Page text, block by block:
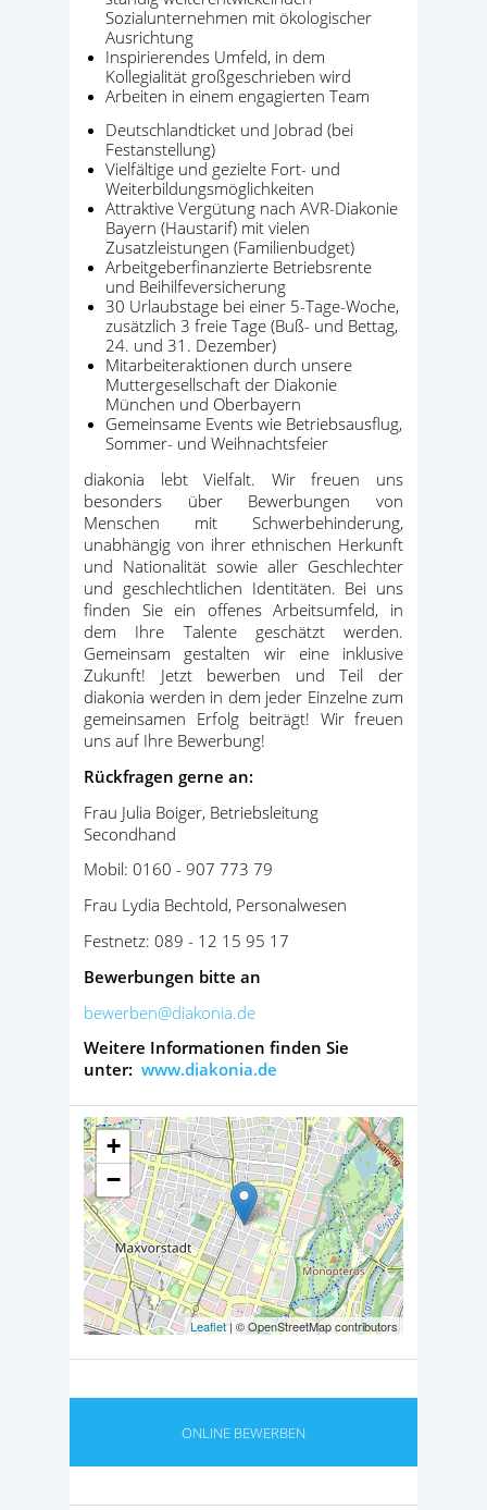
Sozialunternehmen mit ökologischer
Ausrichtung
Inspirierendes Umfeld, in dem
Kollegialität großgeschrieben wird
Arbeiten in einem engagierten Team
Deutschlandticket und Jobrad (bei
Festanstellung)
Vielfältige und gezielte Fort- und
Weiterbildungsmöglichkeiten
Attraktive Vergütung nach AVR-Diakonie
Bayern (Haustarif) mit vielen
Zusatzleistungen (Familienbudget)
Arbeitgeberfinanzierte Betriebsrente
und Beihilfeversicherung
30 Urlaubstage bei einer 5-Tage-Woche,
zusätzlich 3 freie Tage (Buß- und Bettag,
24. und 31. Dezember)
Mitarbeiteraktionen durch unsere
Muttergesellschaft der Diakonie
München und Oberbayern
Gemeinsame Events wie Betriebsausflug,
Sommer- und Weihnachtsfeier
diakonia lebt Vielfalt. Wir freuen uns
besonders über Bewerbungen von
Menschen mit Schwerbehinderung,
unabhängig von ihrer ethnischen Herkunft
und Nationalität sowie aller Geschlechter
und geschlechtlichen Identitäten. Bei uns
finden Sie ein offenes Arbeitsumfeld, in
dem Ihre Talente geschätzt werden.
Gemeinsam gestalten wir eine inklusive
Zukunft! Jetzt bewerben und Teil der
diakonia werden in dem jeder Einzelne zum
gemeinsamen Erfolg beiträgt! Wir freuen
uns auf Ihre Bewerbung!
Rückfragen gerne an:
Frau Julia Boiger, Betriebsleitung
Secondhand
Mobil: 0160 - 907 773 79
Frau Lydia Bechtold, Personalwesen
Festnetz: 089 - 12 15 95 17
Bewerbungen bitte an
bewerben@diakonia.de
Weitere Informationen finden Sie
unter: www.diakonia.de
+
−
Leaflet| © OpenStreetMap contributors
ONLINE BEWERBEN